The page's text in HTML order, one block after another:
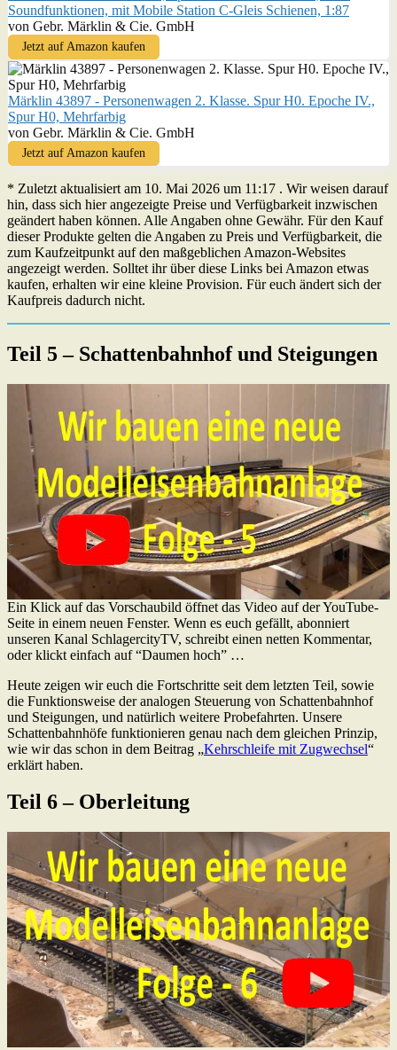
Soundfunktionen, mit Mobile Station C-Gleis Schienen, 1:87
von Gebr. Märklin & Cie. GmbH
Jetzt auf Amazon kaufen
Märklin 43897 - Personenwagen 2. Klasse. Spur H0. Epoche IV.,
Spur H0, Mehrfarbig
von Gebr. Märklin & Cie. GmbH
Jetzt auf Amazon kaufen
* Zuletzt aktualisiert am 10. Mai 2026 um 11:17 . Wir weisen darauf
hin, dass sich hier angezeigte Preise und Verfügbarkeit inzwischen
geändert haben können. Alle Angaben ohne Gewähr. Für den Kauf
dieser Produkte gelten die Angaben zu Preis und Verfügbarkeit, die
zum Kaufzeitpunkt auf den maßgeblichen Amazon-Websites
angezeigt werden. Solltet ihr über diese Links bei Amazon etwas
kaufen, erhalten wir eine kleine Provision. Für euch ändert sich der
Kaufpreis dadurch nicht.
Teil 5 – Schattenbahnhof und Steigungen
Ein Klick auf das Vorschaubild öffnet das Video auf der YouTube-
Seite in einem neuen Fenster. Wenn es euch gefällt, abonniert
unseren Kanal SchlagercityTV, schreibt einen netten Kommentar,
oder klickt einfach auf “Daumen hoch” …
Heute zeigen wir euch die Fortschritte seit dem letzten Teil, sowie
die Funktionsweise der analogen Steuerung von Schattenbahnhof
und Steigungen, und natürlich weitere Probefahrten. Unsere
Schattenbahnhöfe funktionieren genau nach dem gleichen Prinzip,
wie wir das schon in dem Beitrag „Kehrschleife mit Zugwechsel“
erklärt haben.
Teil 6 – Oberleitung